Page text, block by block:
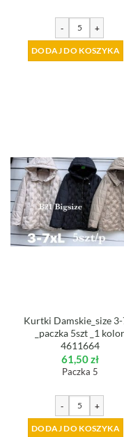
- +
DODAJ DO KOSZYKA
Kurtki Damskie_size
_paczka 5szt _1 kolor
4611664
61,50zł
Paczka 5
- +
DODAJ DO KOSZYKA